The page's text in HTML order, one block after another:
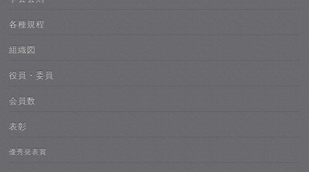
各種規程
組織図
役員・委員
会員数
表彰
優秀発表賞